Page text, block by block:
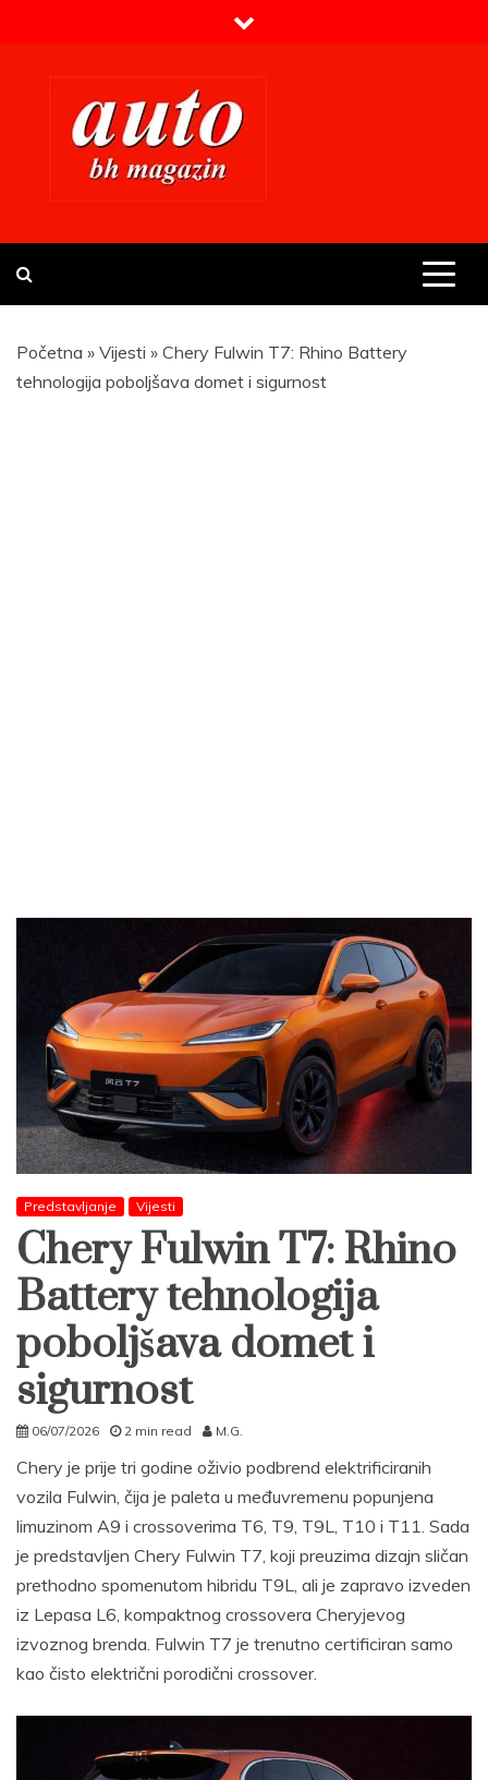
Prvi BH auto magazin
Početna » Vijesti » Chery Fulwin T7: Rhino Battery
tehnologija poboljšava domet i sigurnost
Predstavljanje Vijesti
Chery Fulwin T7: Rhino
Battery tehnologija
poboljšava domet i
sigurnost
06/07/2026 2 min read M.G.
Chery je prije tri godine oživio podbrend elektrificiranih
vozila Fulwin, čija je paleta u međuvremenu popunjena
limuzinom A9 i crossoverima T6, T9, T9L, T10 i T11. Sada
je predstavljen Chery Fulwin T7, koji preuzima dizajn sličan
prethodno spomenutom hibridu T9L, ali je zapravo izveden
iz Lepasa L6, kompaktnog crossovera Cheryjevog
izvoznog brenda. Fulwin T7 je trenutno certificiran samo
kao čisto električni porodični crossover.